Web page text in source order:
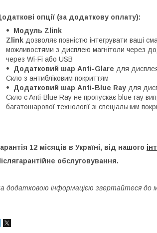
опції (за додаткову оплату):
Модуль Zlink
Zlink дозволяє повністю інтегрувати ваші
можливостями з дисплею магнітоли через
через Wi-Fi або USB
Додатковий шар Anti-Glare для
Скло з антибліковим покриттям
Додатковий шар Anti-Blue Ray для
Скло c Anti-Blue Ray не пропускає blue ray
багатошарової технології зі спеціальним
12 місяців в Україні, від нашого
обслуговування.
додатковою інформацією звертайтеся до